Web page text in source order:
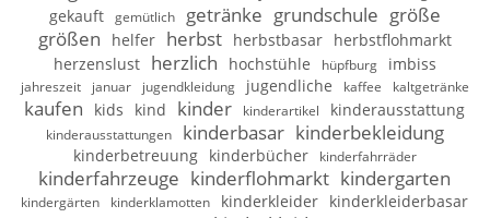
gekauft
gemütlich getränke grundschule größe
größen
helfer herbst herbstbasar herbstflohmarkt
herzenslust herzlich hochstühle hüpfburg imbiss
jahreszeit januar jugendkleidung jugendliche kaffee kaltgetränke
kaufen kids kind kinder kinderartikel kinderausstattung
kinderausstattungen kinderbasar kinderbekleidung
kinderbetreuung kinderbücher kinderfahrräder
kinderfahrzeuge kinderflohmarkt kindergarten
kindergärten kinderklamotten kinderkleider kinderkleiderbasar